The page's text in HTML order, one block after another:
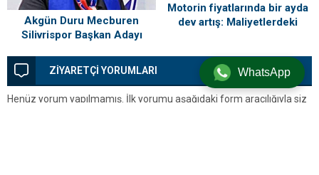
Akgün Duru Mecburen
Silivrispor Başkan Adayı
Motorin fiyatlarında bir ayda
dev artış: Maliyetlerdeki
ZİYARETÇİ YORUMLARI
Henüz yorum yapılmamış. İlk yorumu aşağıdaki form aracılığıyla siz
WhatsApp